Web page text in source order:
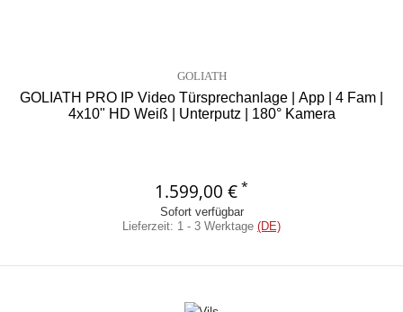
GOLIATH
GOLIATH PRO IP Video Türsprechanlage | App | 4 Fam |
4x10" HD Weiß | Unterputz | 180° Kamera
1.599,00 € *
Sofort verfügbar
Lieferzeit: 1 - 3 Werktage (DE)